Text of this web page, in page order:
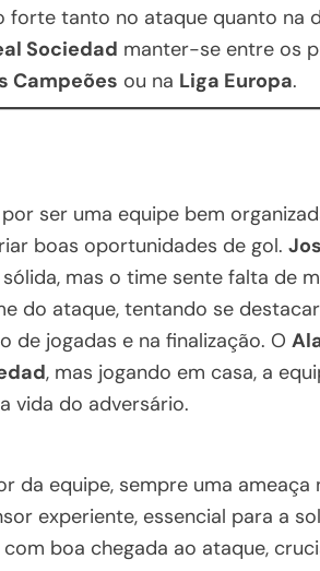
forte tanto no ataque quanto na
Sociedad manter-se entre os
Campeões ou na Liga Europa.
ser uma equipe bem
boas oportunidades de gol.
mas o time sente falta de
do ataque, tentando se
de jogadas e na finalização. O
, mas jogando em casa, a
vida do adversário.
da equipe, sempre uma ameaça
experiente, essencial para a
boa chegada ao ataque,